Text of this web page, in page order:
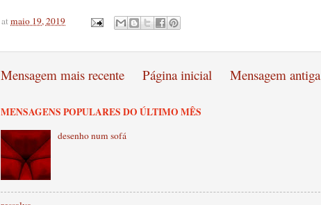
atmaio 19, 2019
Mensagem mais recente Mensagem antiga
Página inicial
MENSAGENS POPULARES DO ÚLTIMO MÊS
desenho num sofá